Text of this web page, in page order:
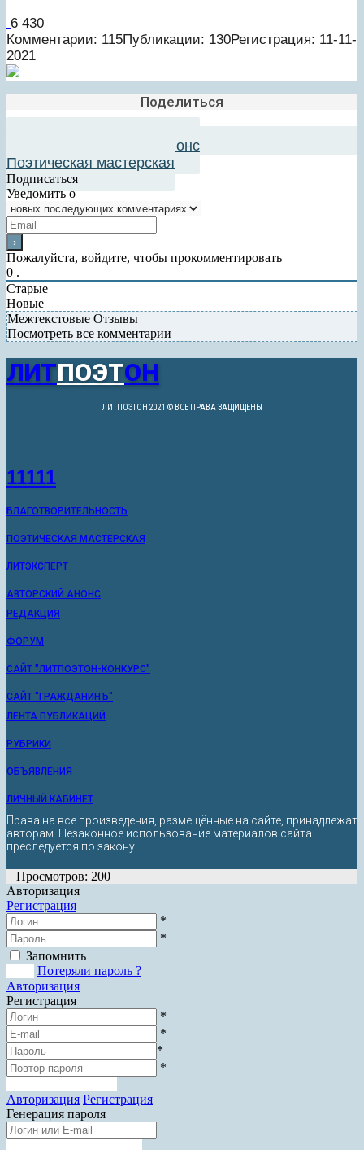
6 430
Комментарии: 115Публикации: 130Регистрация: 11-11-
2021
Поделиться
Добавить в авторский анонс
Поэтическая мастерская
Подписаться
Уведомить о
Пожалуйста, войдите, чтобы прокомментировать
0 .
Старые
Новые
Межтекстовые Отзывы
Посмотреть все комментарии
ЛИТПОЭТОН
ЛИТПОЭТОН 2021 © ВСЕ ПРАВА ЗАЩИЩЕНЫ
11111
БЛАГОТВОРИТЕЛЬНОСТЬ
ПОЭТИЧЕСКАЯ МАСТЕРСКАЯ
ЛИТЭКСПЕРТ
АВТОРСКИЙ АНОНС
РЕДАКЦИЯ
ФОРУМ
САЙТ "ЛИТПОЭТОН-КОНКУРС"
САЙТ "ГРАЖДАНИНЪ"
ЛЕНТА ПУБЛИКАЦИЙ
РУБРИКИ
ОБЪЯВЛЕНИЯ
ЛИЧНЫЙ КАБИНЕТ
Права на все произведения, размещённые на сайте, принадлежат
авторам. Незаконное использование материалов сайта
преследуется по закону.
Просмотров: 200
Авторизация
Регистрация
*
*
Запомнить
Потеряли пароль ?
Авторизация
Регистрация
*
*
*
*
Авторизация Регистрация
Генерация пароля